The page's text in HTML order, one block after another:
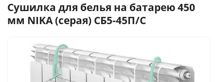
Сушилка для белья на батарею 450
мм NIKA (серая) СБ5-45П/С